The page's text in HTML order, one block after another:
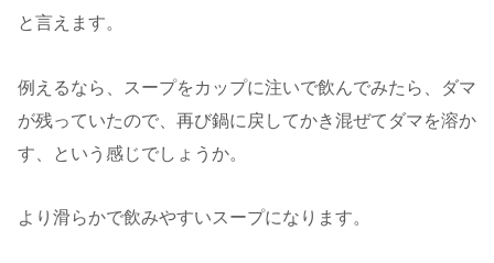
と言えます。
例えるなら、スープをカップに注いで飲んでみたら、ダマ
が残っていたので、再び鍋に戻してかき混ぜてダマを溶か
す、という感じでしょうか。
より滑らかで飲みやすいスープになります。